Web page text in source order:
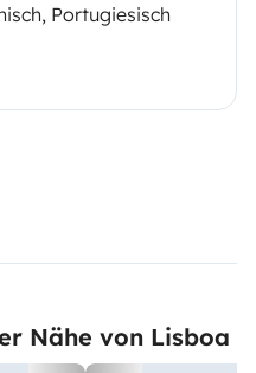
Portugiesisch
Nähe von Lisboa